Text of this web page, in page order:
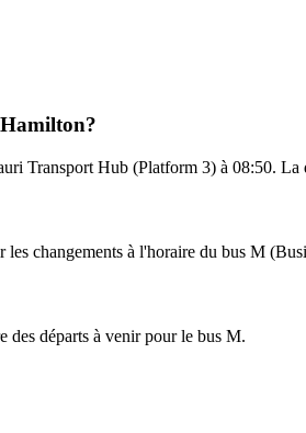
Transport Hub (Platform 3) à 08:50.
changements à l'horaire du bus M
des départs à venir pour le bus M.